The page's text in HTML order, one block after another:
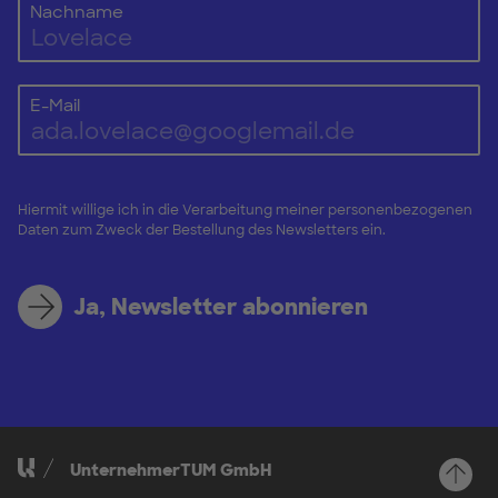
Nachname
E-Mail
Hiermit willige ich in die Verarbeitung meiner personenbezogenen
Daten zum Zweck der Bestellung des Newsletters ein.
Ja, Newsletter abonnieren
UnternehmerTUM GmbH